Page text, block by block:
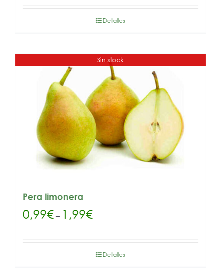
Detalles
Sin stock
Pera limonera
0,99€– 1,99€
Detalles